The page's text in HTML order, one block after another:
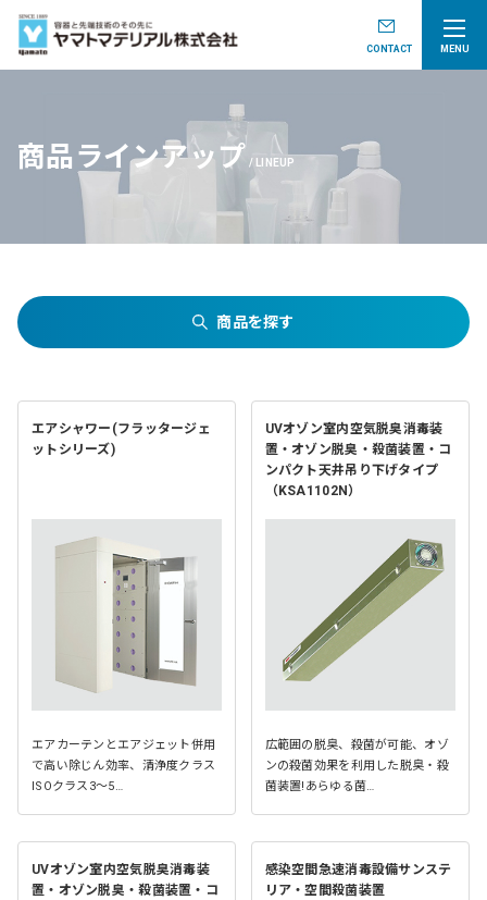
CONTACT MENU
商品ラインアップ LINEUP
商品を探す
エアシャワー(フラッタージェ
ットシリーズ)
エアカーテンとエアジェット併用
で高い除じん効率、清浄度クラス
ISOクラス3～5…
UVオゾン室内空気脱臭消毒装
置・オゾン脱臭・殺菌装置・コ
ンパクト天井吊り下げタイプ
（KSA1102N）
広範囲の脱臭、殺菌が可能、オゾ
ンの殺菌効果を利用した脱臭・殺
菌装置!あらゆる菌…
UVオゾン室内空気脱臭消毒装
置・オゾン脱臭・殺菌装置・コ
感染空間急速消毒設備サンステ
リア・空間殺菌装置